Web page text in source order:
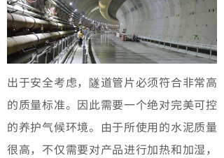
出于安全考虑，隧道管片必须符合非常高
的质量标准。因此需要一个绝对完美可控
的养护气候环境。由于所使用的水泥质量
很高，不仅需要对产品进行加热和加湿，